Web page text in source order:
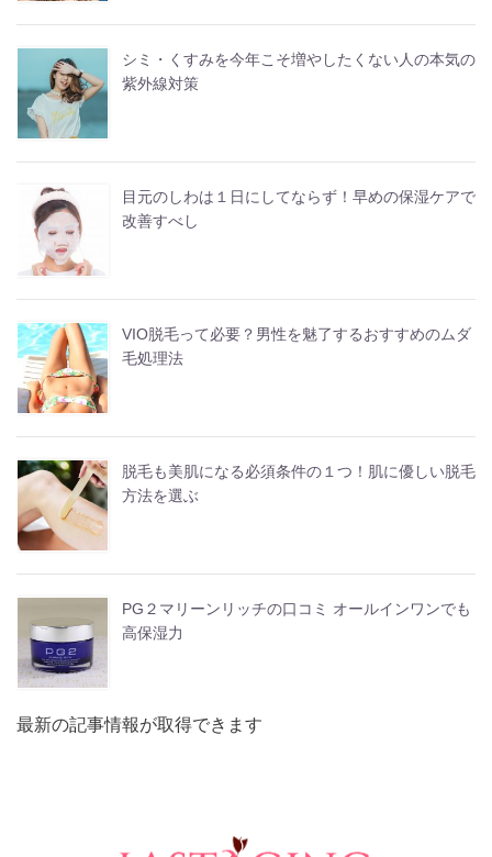
シミ・くすみを今年こそ増やしたくない人の本気の
紫外線対策
目元のしわは１日にしてならず！早めの保湿ケアで
改善すべし
VIO脱毛って必要？男性を魅了するおすすめのムダ
毛処理法
脱毛も美肌になる必須条件の１つ！肌に優しい脱毛
方法を選ぶ
PG２マリーンリッチの口コミ オールインワンでも
高保湿力
最新の記事情報が取得できます